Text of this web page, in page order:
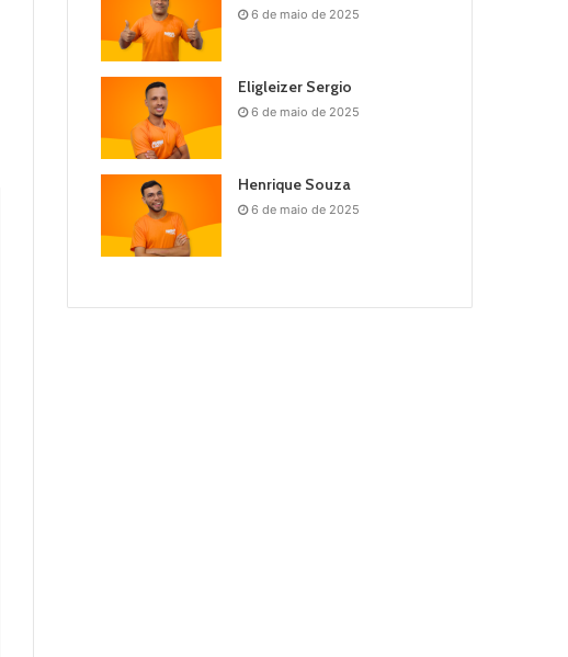
6 de maio de 2025
Eligleizer Sergio
6 de maio de 2025
Henrique Souza
6 de maio de 2025